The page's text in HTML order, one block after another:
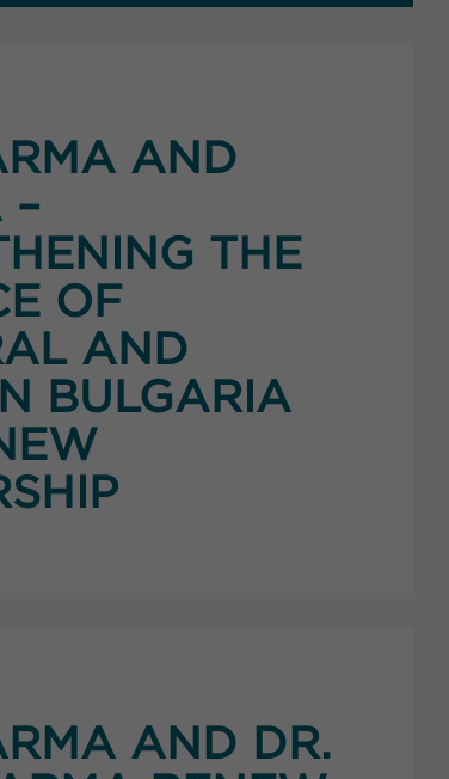
AND
–
THE
OF
AND
BULGARIA
AND DR.